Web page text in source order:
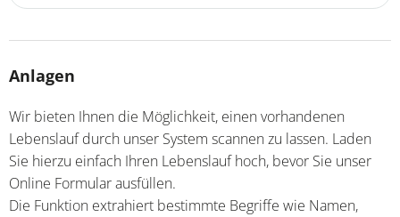
Anlagen
Wir bieten Ihnen die Möglichkeit, einen vorhandenen
Lebenslauf durch unser System scannen zu lassen. Laden
Sie hierzu einfach Ihren Lebenslauf hoch, bevor Sie unser
Online Formular ausfüllen.
Die Funktion extrahiert bestimmte Begriffe wie Namen,